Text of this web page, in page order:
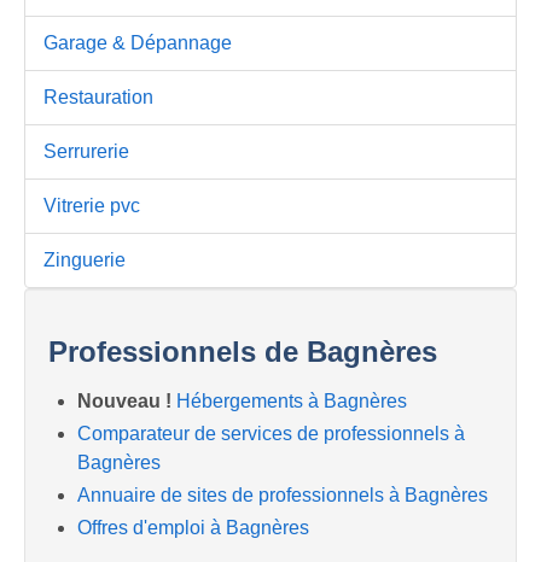
Garage & Dépannage
Restauration
Serrurerie
Vitrerie pvc
Zinguerie
Professionnels de Bagnères
Nouveau ! Hébergements à Bagnères
Comparateur de services de professionnels à
Bagnères
Annuaire de sites de professionnels à Bagnères
Offres d'emploi à Bagnères